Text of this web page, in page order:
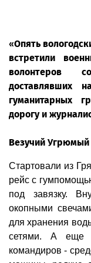
«Опять
встретили
волонтеров
доставлявших
гуманитарных
дорогу и
Везучий Угрюмый
Стартовали из
рейс с
под завязку.
окопными
для хранения
сетями. А еще
командиров -